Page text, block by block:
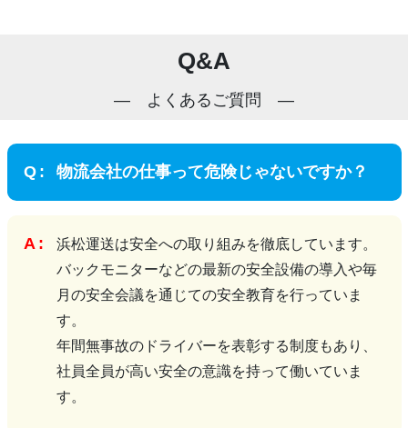
Q&A
よくあるご質問
物流会社の仕事って危険じゃないですか？
浜松運送は安全への取り組みを徹底しています。
バックモニターなどの最新の安全設備の導入や毎
月の安全会議を通じての安全教育を行っていま
す。
年間無事故のドライバーを表彰する制度もあり、
社員全員が高い安全の意識を持って働いていま
す。